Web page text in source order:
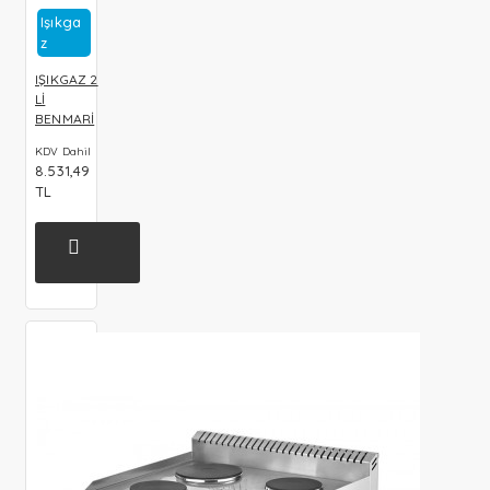
Işıkga
Z
IŞIKGAZ 2
Lİ
BENMARİ
KDV Dahil
8.531,49
TL